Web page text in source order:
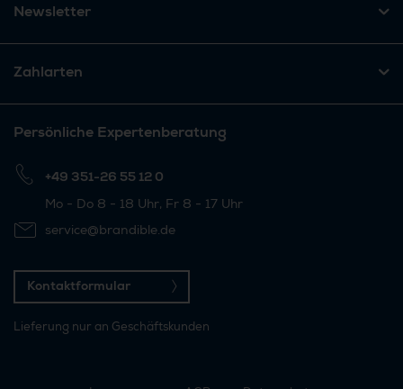
Newsletter
Zahlarten
Persönliche Expertenberatung
+49 351-26 55 12 0
Mo - Do 8 - 18 Uhr, Fr 8 - 17 Uhr
service@brandible.de
Kontaktformular
Lieferung nur an Geschäftskunden